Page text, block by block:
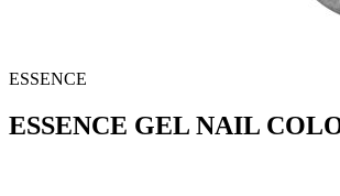
ESSENCE
ESSENCE GEL NAIL